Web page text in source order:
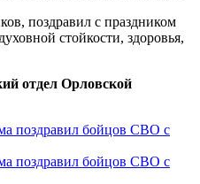
поздравил с праздником
стойкости, здоровья,
отдел Орловской